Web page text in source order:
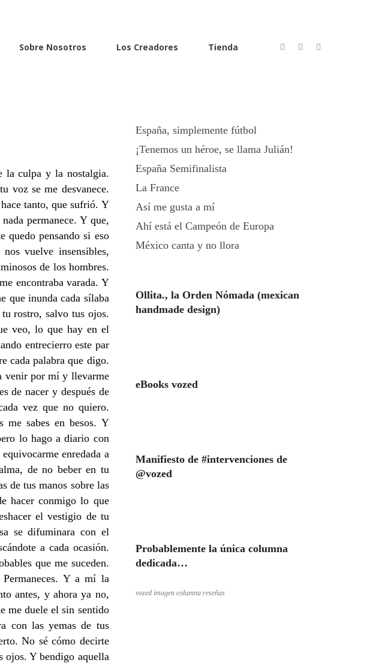
Sobre Nosotros Los Creadores Tienda
la culpa y la nostalgia.
voz se me desvanece.
tanto, que sufrió. Y
permanece. Y que,
quedo pensando si eso
vuelve insensibles,
de los hombres.
encontraba varada. Y
que inunda cada sílaba
rostro, salvo tus ojos.
veo, lo que hay en el
entrecierro este par
cada palabra que digo.
venir por mí y llevarme
de nacer y después de
vez que no quiero.
me sabes en besos. Y
lo hago a diario con
enredada a
de no beber en tu
de tus manos sobre las
hacer conmigo lo que
el vestigio de tu
se difuminara con el
a cada ocasión.
que me suceden.
Y a mí la
antes, y ahora ya no,
me duele el sin sentido
con las yemas de tus
No sé cómo decirte
ojos. Y bendigo aquella
Textos más recientes
España, simplemente fútbol
¡Tenemos un héroe, se llama Julián!
España Semifinalista
La France
Así me gusta a mí
Ahí está el Campeón de Europa
México canta y no llora
Ollita., la Orden Nómada (mexican
handmade design)
eBooks vozed
Manifiesto de #intervenciones de
@vozed
Probablemente la única columna
dedicada…
vozed imagen columna reseñas